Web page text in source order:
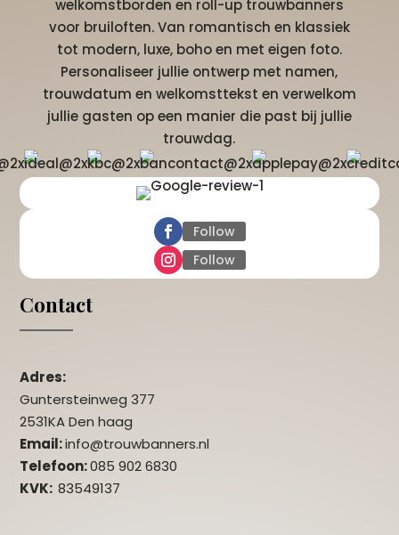
welkomstborden en roll-up trouwbanners
voor bruiloften. Van romantisch en klassiek
tot modern, luxe, boho en met eigen foto.
Personaliseer jullie ontwerp met namen,
trouwdatum en welkomsttekst en verwelkom
jullie gasten op een manier die past bij jullie
trouwdag.
Follow
Follow
Contact
Adres:
Guntersteinweg 377
2531KA Den haag
Email:info@trouwbanners.nl
Telefoon:085 902 6830
KVK:83549137